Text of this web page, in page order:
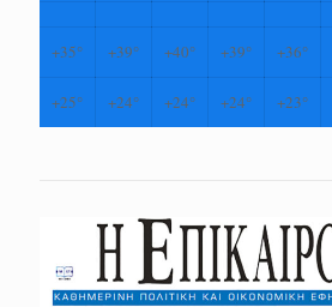
+35° +39° +40° +39° +36°
+25° +24° +24° +24° +23°